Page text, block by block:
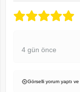
4 gün önce
Görselli yorum yaptı